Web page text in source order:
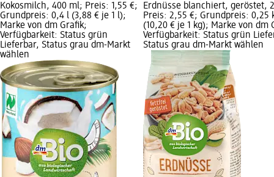
Kokosmilch, 400 ml; Preis: 1,55 €;
Grundpreis: 0,4 l (3,88 € je 1 l);
Marke von dm Grafik;
Verfügbarkeit: Status grün
Lieferbar, Status grau dm-Markt
wählen
Erdnüsse blanchiert, geröstet,
Preis: 2,55 €; Grundpreis: 0,25
(10,20 € je 1 kg); Marke von dm
Verfügbarkeit: Status grün
Status grau dm-Markt wählen